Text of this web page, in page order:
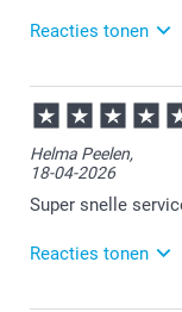
Reacties tonen
04-05-2026
12:38
Bedankt
een
tevreden
Helma Peelen,
18-04-2026
Super snelle
Reacties tonen